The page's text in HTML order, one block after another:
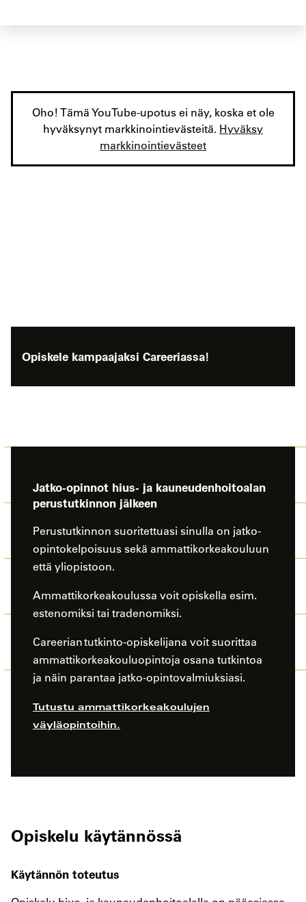
Opiskele kampaajaksi Careeriassa!
Oho! Tämä YouTube-upotus ei näy, koska et ole
hyväksynyt markkinointievästeitä. Hyväksy
markkinointievästeet
Jatko-opinnot hius- ja kauneudenhoitoalan
perustutkinnon jälkeen
Perustutkinnon suoritettuasi sinulla on jatko-
opintokelpoisuus sekä ammattikorkeakouluun
että yliopistoon.
Ammattikorkeakoulussa voit opiskella esim.
estenomiksi tai tradenomiksi.
Careerian tutkinto-opiskelijana voit suorittaa
ammattikorkeakouluopintoja osana tutkintoa
ja näin parantaa jatko-opintovalmiuksiasi.
Tutustu ammattikorkeakoulujen
väyläopintoihin.
Opiskelu käytännössä
Käytännön toteutus